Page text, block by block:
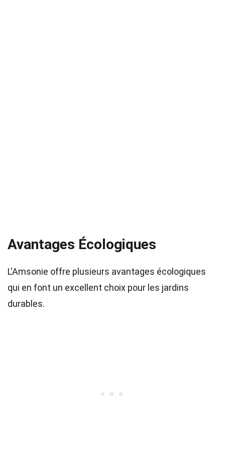
Avantages Écologiques
L'Amsonie offre plusieurs avantages écologiques
qui en font un excellent choix pour les jardins
durables.